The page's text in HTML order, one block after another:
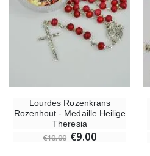
Lourdes Rozenkrans
Rozenhout - Medaille Heilige
Theresia
€10.00 €9.00